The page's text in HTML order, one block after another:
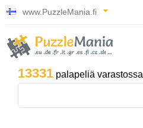
www.PuzzleMania.fi
13331 palapeliä varastossa